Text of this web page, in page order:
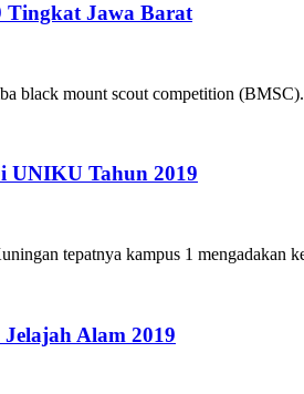
Tingkat Jawa Barat
black mount scout competition
UNIKU Tahun 2019
tepatnya kampus 1
Alam 2019